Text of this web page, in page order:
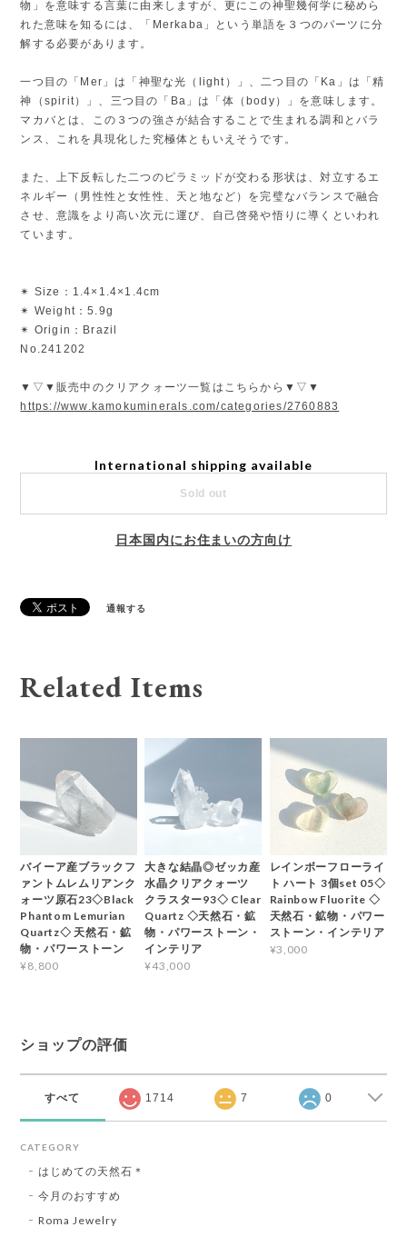
物」を意味する言葉に由来しますが、更にこの神聖幾何学に秘めら
れた意味を知るには、「Merkaba」という単語を３つのパーツに分
解する必要があります。
一つ目の「Mer」は「神聖な光（light）」、二つ目の「Ka」は「精
神（spirit）」、三つ目の「Ba」は「体（body）」を意味します。
マカバとは、この３つの強さが結合することで生まれる調和とバラ
ンス、これを具現化した究極体ともいえそうです。
また、上下反転した二つのピラミッドが交わる形状は、対立するエ
ネルギー（男性性と女性性、天と地など）を完璧なバランスで融合
させ、意識をより高い次元に運び、自己啓発や悟りに導くといわれ
ています。
✴︎ Size：1.4×1.4×1.4cm
✴︎ Weight：5.9g
✴︎ Origin：Brazil
No.241202
▼▽▼販売中のクリアクォーツ一覧はこちらから▼▽▼
https://www.kamokuminerals.com/categories/2760883
International shipping available
Sold out
日本国内にお住まいの方向け
通報する
Related Items
バイーア産ブラックフ
ァントムレムリアンク
ォーツ原石23◇Black
Phantom Lemurian
Quartz◇ 天然石・鉱
物・パワーストーン
¥8,800
大きな結晶◎ゼッカ産
水晶クリアクォーツ
クラスター93◇ Clear
Quartz ◇天然石・鉱
物・パワーストーン・
インテリア
¥43,000
レインボーフローライ
ト ハート 3個set 05◇
Rainbow Fluorite ◇
天然石・鉱物・パワー
ストーン・インテリア
¥3,000
ショップの評価
すべて 1714 7 0
CATEGORY
はじめての天然石＊
今月のおすすめ
Roma Jewelry